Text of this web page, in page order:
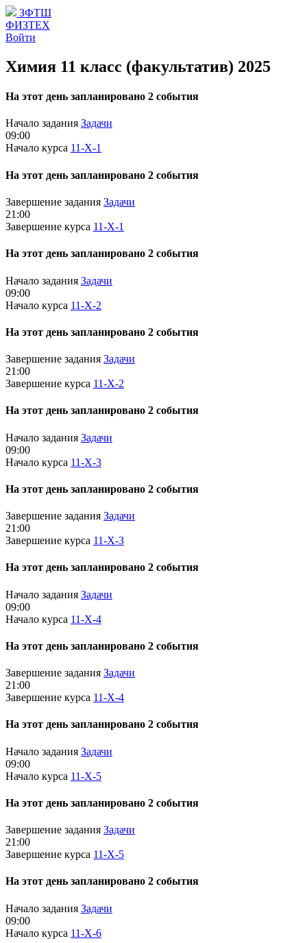
ЗФТШ
ФИЗТЕХ
Войти
Химия 11 класс (факультатив) 2025
На этот день запланировано 2 события
Начало задания Задачи
09:00
Начало курса 11-Х-1
На этот день запланировано 2 события
Завершение задания Задачи
21:00
Завершение курса 11-Х-1
На этот день запланировано 2 события
Начало задания Задачи
09:00
Начало курса 11-Х-2
На этот день запланировано 2 события
Завершение задания Задачи
21:00
Завершение курса 11-Х-2
На этот день запланировано 2 события
Начало задания Задачи
09:00
Начало курса 11-Х-3
На этот день запланировано 2 события
Завершение задания Задачи
21:00
Завершение курса 11-Х-3
На этот день запланировано 2 события
Начало задания Задачи
09:00
Начало курса 11-Х-4
На этот день запланировано 2 события
Завершение задания Задачи
21:00
Завершение курса 11-Х-4
На этот день запланировано 2 события
Начало задания Задачи
09:00
Начало курса 11-Х-5
На этот день запланировано 2 события
Завершение задания Задачи
21:00
Завершение курса 11-Х-5
На этот день запланировано 2 события
Начало задания Задачи
09:00
Начало курса 11-Х-6